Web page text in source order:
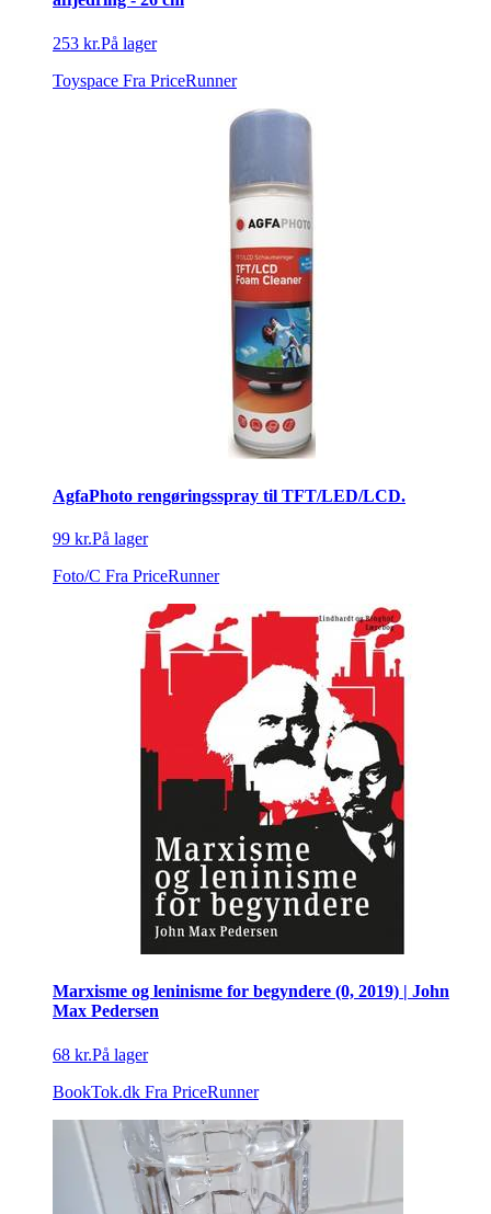
253 kr.På lager
Toyspace Fra PriceRunner
AgfaPhoto rengøringsspray til TFT/LED/LCD.
99 kr.På lager
Foto/C Fra PriceRunner
Marxisme og leninisme for begyndere (0, 2019) | John
Max Pedersen
68 kr.På lager
BookTok.dk Fra PriceRunner